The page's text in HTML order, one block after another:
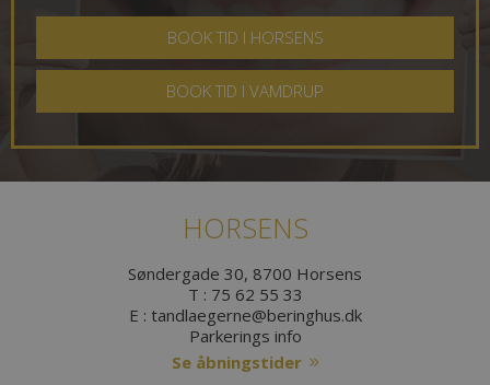
BOOK TID I HORSENS
BOOK TID I VAMDRUP
HORSENS
Søndergade 30, 8700 Horsens
T : 75 62 55 33
E : tandlaegerne@beringhus.dk
Parkerings info
Se åbningstider